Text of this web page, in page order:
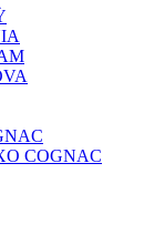
COGNAC